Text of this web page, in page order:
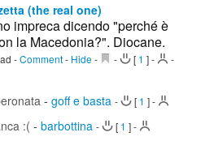
(the real one)
impreca dicendo "perché è
la Macedonia?". Diocane.
-Comment- Hide - - [ 1 ]-
-
- goff e basta - [ 1 ]-
:( - barbottina - [ 1 ]-